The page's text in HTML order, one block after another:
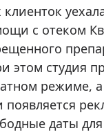
с отеком
этом студия
режиме,
появляется
даты